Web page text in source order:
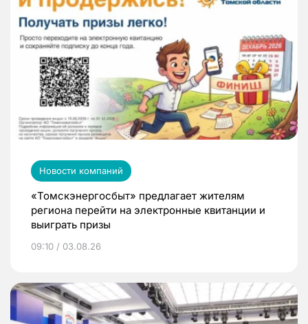
Новости компаний
«Томскэнергосбыт» предлагает жителям
региона перейти на электронные квитанции и
выиграть призы
09:10 / 03.08.26